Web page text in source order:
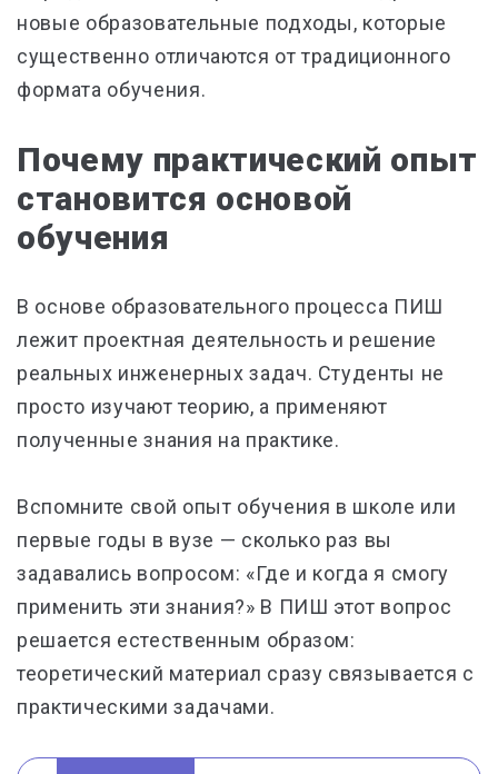
новые образовательные подходы, которые
существенно отличаются от традиционного
формата обучения.
Почему практический опыт
становится основой
обучения
В основе образовательного процесса ПИШ
лежит проектная деятельность и решение
реальных инженерных задач. Студенты не
просто изучают теорию, а применяют
полученные знания на практике.
Вспомните свой опыт обучения в школе или
первые годы в вузе — сколько раз вы
задавались вопросом: «Где и когда я смогу
применить эти знания?» В ПИШ этот вопрос
решается естественным образом:
теоретический материал сразу связывается с
практическими задачами.